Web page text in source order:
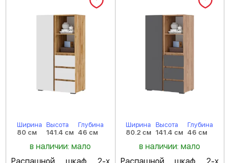
Ширина
80 см
Высота
141.4 см
Глубина
46 см
в наличии: мало
Ширина
80.2 см
Высота
141.4 см
Глубина
46 см
в наличии: мало